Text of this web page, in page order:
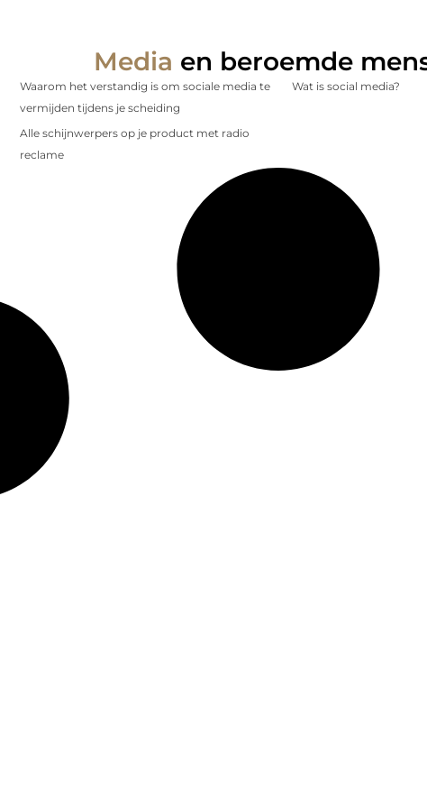
Media en beroemde
Waarom het verstandig is om sociale media te
vermijden tijdens je scheiding
Wat is social media?
Alle schijnwerpers op je product met radio
reclame